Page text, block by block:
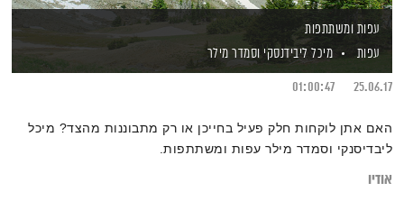
עפות ומשתתפות
עפות
מיכל ליבידנסקי וסמדר מילר
25.06.17
01:00:47
האם אתן לוקחות חלק פעיל בחייכן או רק מתבוננות מהצד? מיכל
ליבדיסנקי וסמדר מילר עפות ומשתתפות.
אודיו